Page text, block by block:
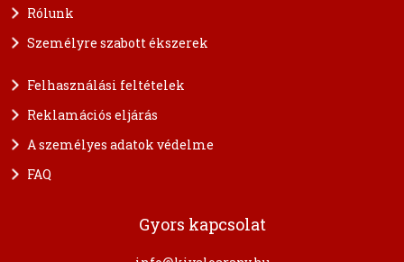
Rólunk
Személyre szabott ékszerek
Felhasználási feltételek
Reklamációs eljárás
A személyes adatok védelme
FAQ
Gyors kapcsolat